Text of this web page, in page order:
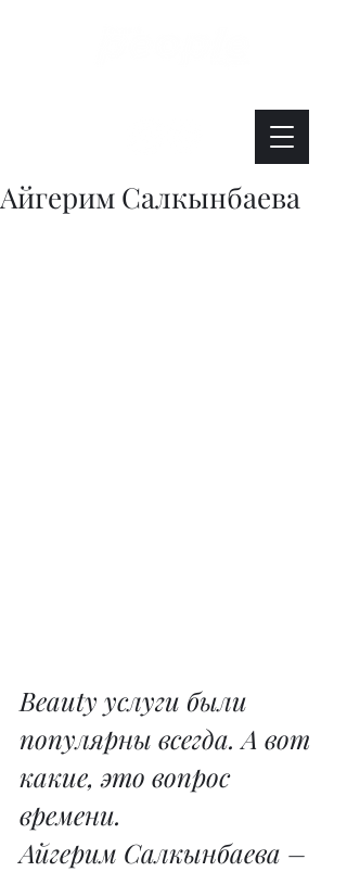
Айгерим Салкынбаева
Beauty услуги были
популярны всегда. А вот
какие, это вопрос
времени.
Айгерим Салкынбаева –